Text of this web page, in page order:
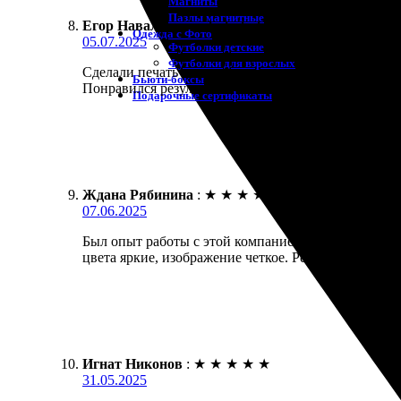
Пазлы магнитные
Одежда с Фото
Футболки детские
Футболки для взрослых
Бьюти-боксы
Подарочные сертификаты
Егор Навальный : ★ ★ ★ ★
05.07.2025
Сделали печать на холсте, качество супер.
Понравился результат — цвета яркие, выглядит
Ждана Рябинина : ★ ★ ★ ★
07.06.2025
Был опыт работы с этой компанией. Заказала фото
цвета яркие, изображение четкое. Рекомендую!
Игнат Никонов : ★ ★ ★ ★ ★
31.05.2025